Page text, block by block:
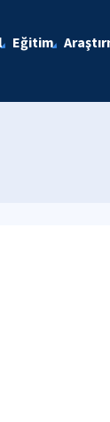
Eğitim